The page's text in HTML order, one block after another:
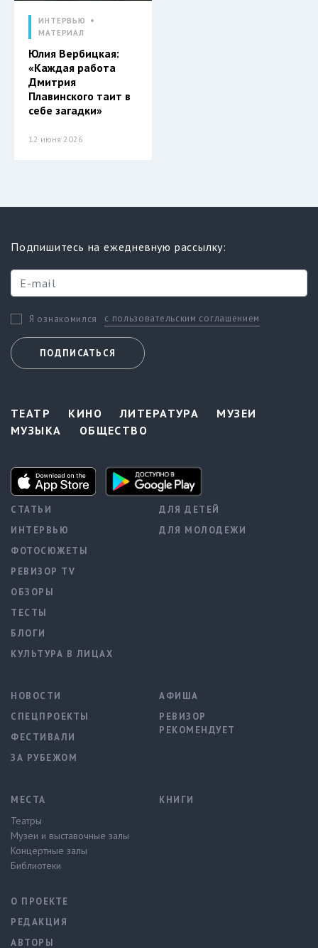
ИНТЕРВЬЮ
МАТЕРИАЛ
Юлия Вербицкая:
«Каждая работа
Дмитрия
Плавинского таит в
себе загадки»
12 июня 2026
Подпишитесь на ежедневную рассылку:
Я ознакомился с пользовательским соглашением
ПОДПИСАТЬСЯ
ТЕАТР КИНО ЛИТЕРАТУРА
МУЗЕИ
МУЗЫКА
ОБЩЕСТВО
СТАТЬИ
ИНТЕРВЬЮ
ФОТОСЮЖЕТЫ
РЕВИЗОР TV
ОБЗОРЫ
ТЕСТЫ
БЛОГИ
КУЛЬТУРА В ЛИЦАХ
ДЛЯ ДЕТЕЙ
ДЛЯ МОЛОДЕЖИ
НОВОСТИ
СПЕЦПРОЕКТЫ
ФЕСТИВАЛИ
ЗА РУБЕЖОМ
АФИША
РЕВИЗОР
РЕКОМЕНДУЕТ
МЕСТА
Театры
Музеи и выставочные залы
Концертные залы
Библиотеки
КНИГИ
О ПРОЕКТЕ
РЕДАКЦИЯ
АВТОРЫ